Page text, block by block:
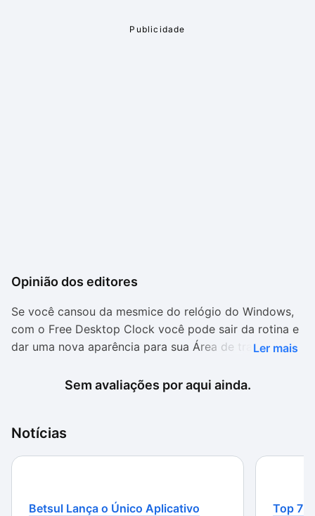
Opinião dos editores
Se você cansou da mesmice do relógio do Windows,
com o Free Desktop Clock você pode sair da rotina e
dar uma nova aparência para sua Área de trabalho. O
permite que você sempre altere o modo de
utilização deste programa por qualquer tipo de
usuário.
Ler mais
Sem avaliações por aqui ainda.
Notícias
Betsul Lança o Único Aplicativo
Top 7